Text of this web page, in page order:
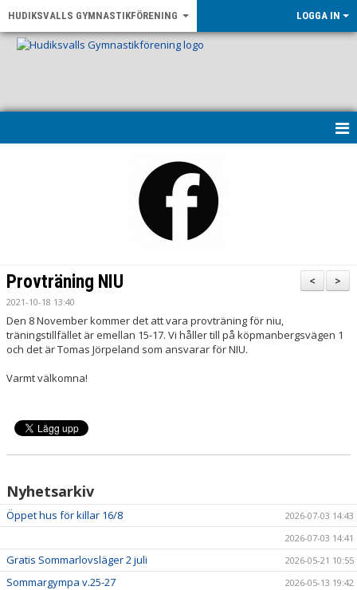
HUDIKSVALLS GYMNASTIKFÖRENING LOGGA IN
NYHETER
LF GÄVLEBORG - RÖRELSE FÖR ALLA
LEDARE
VÅR HISTORIA
>
<
Provträning NIU
2021-10-18 13:40
Den 8 November kommer det att vara provträning för niu,
träningstillfället är emellan 15-17. Vi håller till på köpmanbergsvägen 1
och det är Tomas Jörpeland som ansvarar för NIU.
Varmt välkomna!
Nyhetsarkiv
Öppet hus för killar 16/8
2026-07-03 14:43
2026-07-03 14:41
Gratis Sommarlovsläger 2 juli 2026-05-21 10:55
Sommargympa v.25-27 2026-05-13 19:42